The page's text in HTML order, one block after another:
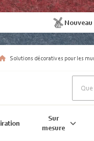
Nouveau
Solutions décoratives pour les
Sur
mesure